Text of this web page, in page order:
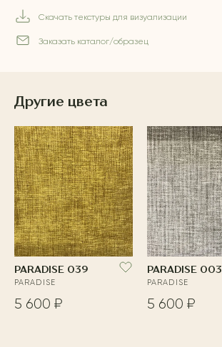
Скачать текстуры для визуализации
Заказать каталог/образец
Другие цвета
PARADISE 039
PARADISE
5 600 ₽
PARADISE 003
PARADISE
5 600 ₽